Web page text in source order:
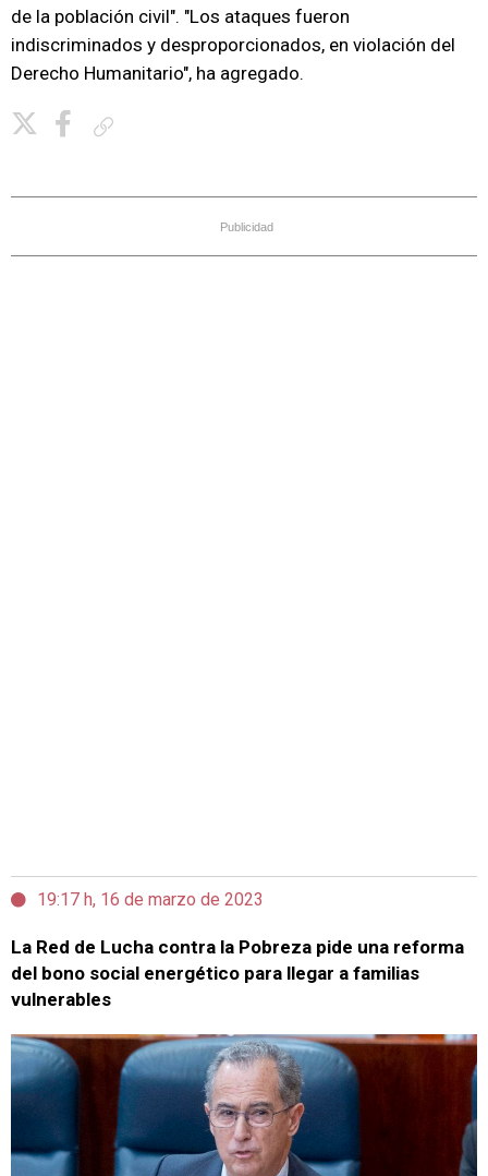
de la población civil". "Los ataques fueron
indiscriminados y desproporcionados, en violación del
Derecho Humanitario", ha agregado.
Publicidad
19:17 h, 16 de marzo de 2023
La Red de Lucha contra la Pobreza pide una reforma
del bono social energético para llegar a familias
vulnerables